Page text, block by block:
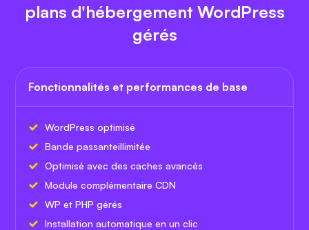
plans d'hébergement WordPress
gérés
Fonctionnalités et performances de base
WordPress optimisé
Bande passanteillimitée
Optimisé avec des caches avancés
Module complémentaire CDN
WP et PHP gérés
Installation automatique en un clic